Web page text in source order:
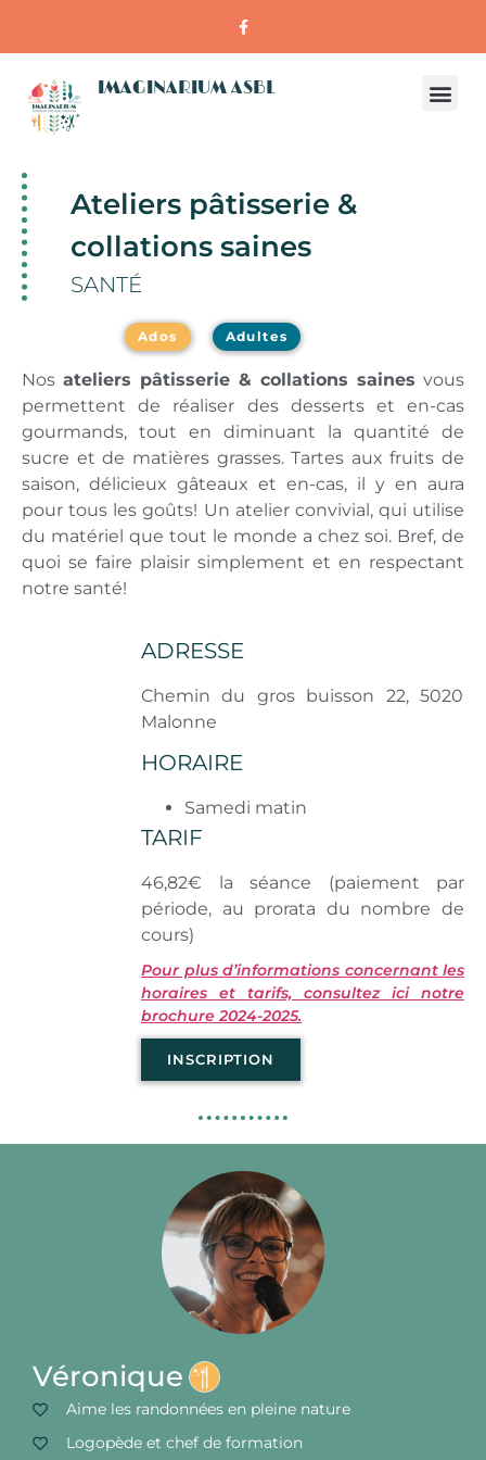
IMAGINARIUM ASBL
Ateliers pâtisserie &
collations saines
SANTÉ
Ados Adultes
Nos ateliers pâtisserie & collations saines vous
permettent de réaliser des desserts et en-cas
gourmands, tout en diminuant la quantité de
sucre et de matières grasses. Tartes aux fruits de
saison, délicieux gâteaux et en-cas, il y en aura
pour tous les goûts! Un atelier convivial, qui utilise
du matériel que tout le monde a chez soi. Bref, de
quoi se faire plaisir simplement et en respectant
notre santé!
ADRESSE
Chemin du gros buisson 22, 5020
Malonne
HORAIRE
Samedi matin
TARIF
46,82€ la séance (paiement par
période, au prorata du nombre de
cours)
Pour plus d’informations concernant les
horaires et tarifs, consultez ici notre
brochure 2024-2025.
INSCRIPTION
Véronique
Aime les randonnées en pleine nature
Logopède et chef de formation